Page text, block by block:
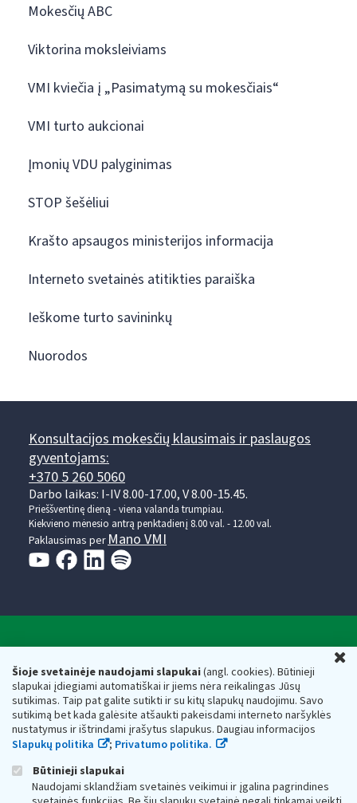
Šioje svetainėje naudojami slapukai(angl. cookies). Būtinieji
slapukai įdiegiami automatiškai ir jiems nėra reikalingas Jūsų
sutikimas. Taip pat galite sutikti ir su kitų slapukų naudojimu. Savo
sutikimą bet kada galėsite atšaukti pakeisdami interneto naršyklės
nustatymus ir ištrindami įrašytus slapukus. Daugiau informacijos
Slapukų politika
; Privatumo politika.
Būtinieji slapukai
Naudojami sklandžiam svetainės veikimui ir įgalina pagrindines
Mokesčių ABC
Viktorina moksleiviams
VMI kviečia į „Pasimatymą su mokesčiais“
VMI turto aukcionai
Įmonių VDU palyginimas
STOP šešėliui
Krašto apsaugos ministerijos informacija
Interneto svetainės atitikties paraiška
Ieškome turto savininkų
Nuorodos
Konsultacijos mokesčių klausimais ir paslaugos
gyventojams:
+370 5 260 5060
Darbo laikas: I-IV 8.00-17.00, V 8.00-15.45.
Prieššventinę dieną - viena valanda trumpiau.
Kiekvieno mėnesio antrą penktadienį 8.00 val. - 12.00 val.
Paklausimas per Mano VMI
Respublikos finansų ministerijos
Biudžetinė įstaiga. Juridinio asmens kodas — 188659752,
adresas: Vasario 16-osios g. 14, 01107 Vilnius, Lietuva, el.paštas:
vmi@vmi.lt, E. pristatymo dėžutės adresas 188659752
Duomenys apie Valstybinę mokesčių inspekciją prie Lietuvos
Respublikos finansų ministerijos kaupiami ir saugomi Juridinių